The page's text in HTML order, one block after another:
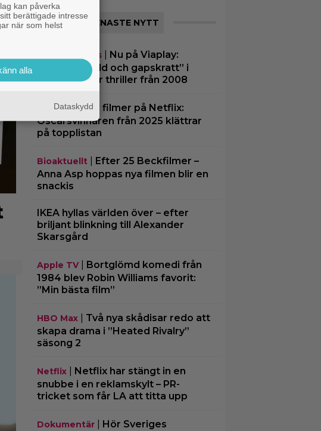
SENASTE NYTT
Streamingtips| Nu på Viaplay:
”Stiliserat våld och gapskratt” i
oförutsägbar thriller från 2008
Netflix|3 nya filmer på Netflix:
Oscarsvinnaren från 2025 klättrar
på topplistan
Bioaktuellt| Efter 25 Beckfilmer –
Anna Asp hoppas nya filmen blir en
snackis
IKEA hyllas världen över – efter
briljant blinkning till Alexander
Skarsgård
Apple TV| Bortglömd komedi från
1984 blev Robin Williams favorit:
”Min bästa film”
HBO Max| Två nya skådisar redo att
skapa drama i ”Heated Rivalry”
säsong 2
Netflix| Netflix har stängt in en
snubbe i en reklamskylt – PR-
tricket som får LA att titta upp
Dokumentär| Hör Sveriges
kan påverka
berättigade intresse
när som helst
alla
Dataskydd